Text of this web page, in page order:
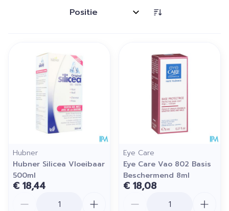
Sorteer op:
Hubner
Hubner Silicea Vloeibaar
500ml
€ 18,44
Eye Care
Eye Care Vao 802 Basis
Beschermend 8ml
€ 18,08